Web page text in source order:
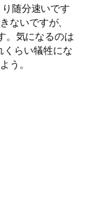
随分速いです
ないですが、
。気になるのは
くらい犠牲にな
う。